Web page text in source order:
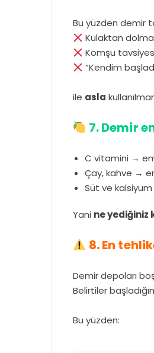
Bu yüzden demir
Kulaktan dolma
Komşu
“Kendim
ile asla
7. Demir
C vitamini →
Çay, kahve →
Süt ve
Yani ne yediğiniz
8. En
Demir depoları
Belirtiler
Bu yüzden: